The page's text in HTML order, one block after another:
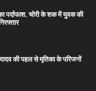
पर्दाफाश, चोरी के शक में युवक की
की पहल से मृतिका के परिजनों